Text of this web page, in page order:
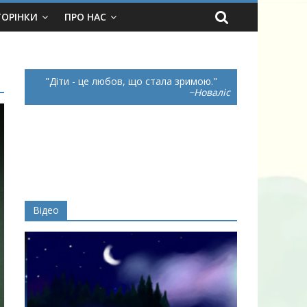
ПРО НАС
Діти - це любов, що стала зримою.
~Новаліс
Відео